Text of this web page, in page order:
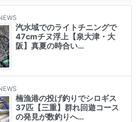
汽水域でのライトチニングで
47cmチヌ浮上【泉大津・大
阪】真夏の時合い…
楠漁港の投げ釣りでシロギス
37匹【三重】群れ回遊コース
の発見が数釣りへ…